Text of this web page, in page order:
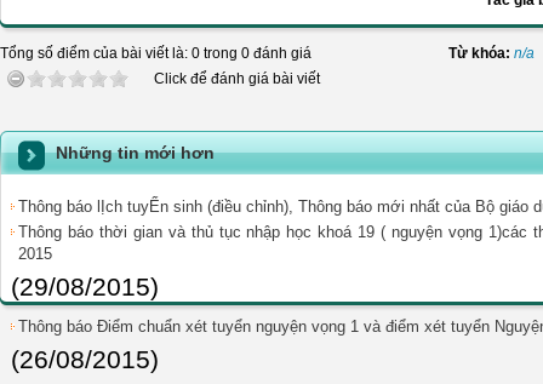
Tổng số điểm của bài viết là: 0 trong 0 đánh giá
Click để đánh giá bài viết
Từ khóa: n/a
Những tin mới hơn
Thông báo lỊch tuyỂn sinh (điều chỉnh), Thông báo mới nhất của Bộ giáo
Thông báo thời gian và thủ tục nhập học khoá 19 ( nguyện vọng 1)các
2015
(29/08/2015)
Thông báo Điểm chuẩn xét tuyển nguyện vọng 1 và điểm xét tuyển
(26/08/2015)